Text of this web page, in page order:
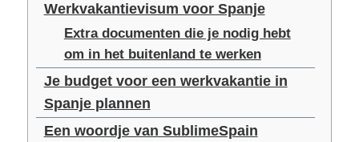
Werkvakantievisum voor Spanje
Extra documenten die je nodig hebt
om in het buitenland te werken
Je budget voor een werkvakantie in
Spanje plannen
Een woordje van SublimeSpain